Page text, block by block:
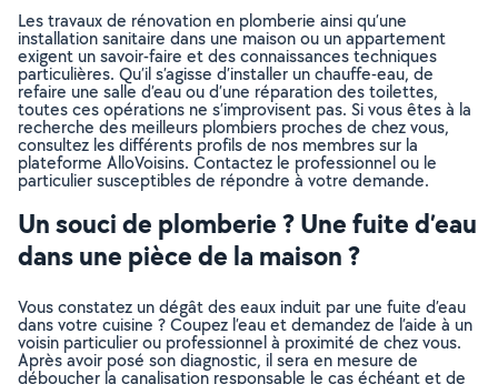
Les travaux de rénovation en plomberie ainsi qu’une
installation sanitaire dans une maison ou un appartement
exigent un savoir-faire et des connaissances techniques
particulières. Qu’il s’agisse d’installer un chauffe-eau, de
refaire une salle d’eau ou d’une réparation des toilettes,
toutes ces opérations ne s’improvisent pas. Si vous êtes à la
recherche des meilleurs plombiers proches de chez vous,
consultez les différents profils de nos membres sur la
plateforme AlloVoisins. Contactez le professionnel ou le
particulier susceptibles de répondre à votre demande.
Un souci de plomberie ? Une fuite d’eau
dans une pièce de la maison ?
Vous constatez un dégât des eaux induit par une fuite d’eau
dans votre cuisine ? Coupez l’eau et demandez de l’aide à un
voisin particulier ou professionnel à proximité de chez vous.
Après avoir posé son diagnostic, il sera en mesure de
déboucher la canalisation responsable le cas échéant et de